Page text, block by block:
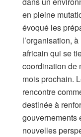
en pleine
évoqué les
l’organisation,
africain qui se
coordination de
mois prochain.
rencontre
destinée à
gouvernements
nouvelles